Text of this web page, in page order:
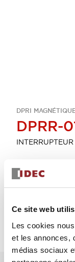
Ce site web
Les cookies
et les annonces,
médias sociaux
DPRI
DPRR-
Sélectionner la